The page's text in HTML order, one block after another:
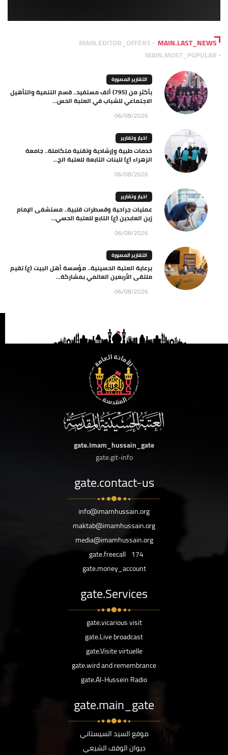
MAIN.LAST_NEWS
MAIN.EDITOR_OFFERS
MAIN.MOST_POPULAR
التقارير المصورة
بأكثر من (795) ألف مستفيد.. قسم التنمية والتأهيل
الاجتماعي للشباب في العتبة الحس...
06/08/2026
اخبار وتقارير
خدمات طبية وإرشادية وتقنية متكاملة.. جامعة
الزهراء (ع) للبنات التابعة للعتبة الح...
06/08/2026
اخبار وتقارير
عمليات جراحية وقسطرات قلبية.. مستشفى الإمام
زين العابدين (ع) التابع للعتبة الحسي...
06/08/2026
التقارير المصورة
برعاية العتبة الحسينية.. مؤسسة أهل البيت (ع) تقيم
ملتقى الأربعين العالمي بمشاركة...
06/08/2026
gate.Imam_hussain_gate
gate.git-info
gate.contact-us
info@imamhussain.org
maktab@imamhussain.org
media@imamhussain.org
gate.freecall 174
gate.money_account
gate.Services
gate.vicarious visit
gate.Live broadcast
gate.Visite virtuelle
gate.wird and remembrance
gate.Al-Hussein Radio
gate.main_gate
موقع السيد السيستاني
ديوان الوقف الشيعي